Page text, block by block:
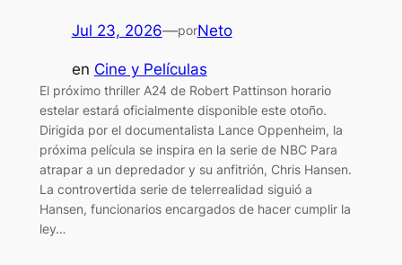
Jul 23, 2026—porNeto
en Cine y Películas
El próximo thriller A24 de Robert Pattinson horario
estelar estará oficialmente disponible este otoño.
Dirigida por el documentalista Lance Oppenheim, la
próxima película se inspira en la serie de NBC Para
atrapar a un depredador y su anfitrión, Chris Hansen.
La controvertida serie de telerrealidad siguió a
Hansen, funcionarios encargados de hacer cumplir la
ley…